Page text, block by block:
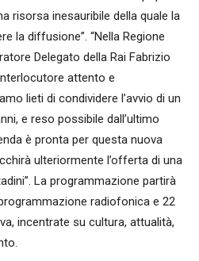
risorsa inesauribile della quale la
la diffusione”. “Nella Regione
Delegato della Rai Fabrizio
attento e
lieti di condividere l’avvio di un
e reso possibile dall’ultimo
è pronta per questa nuova
ulteriormente l’offerta di una
La programmazione partirà
radiofonica e 22
incentrate su cultura, attualità,